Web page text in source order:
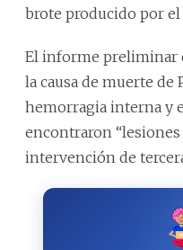
brote producido por el
El informe preliminar
la causa de muerte de
hemorragia interna y
encontraron
intervención de